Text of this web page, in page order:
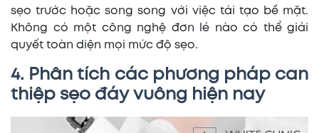
sẹo trước hoặc song song với việc tái tạo bề mặt.
Không có một công nghệ đơn lẻ nào có thể giải
quyết toàn diện mọi mức độ sẹo.
4. Phân tích các phương pháp can
thiệp sẹo đáy vuông hiện nay